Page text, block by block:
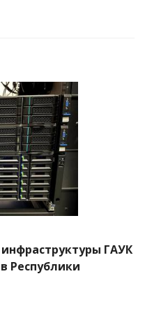
ГАУК
Республики